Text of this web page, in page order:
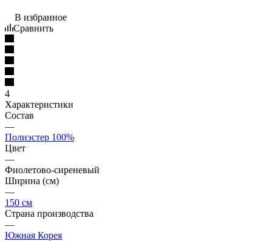
В избранное
Сравнить
4
Характеристики
Состав
—
Полиэстер 100%
Цвет
—
Фиолетово-сиреневый
Ширина (см)
—
150 см
Страна производства
—
Южная Корея